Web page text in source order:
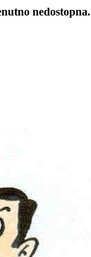
nedostopna.